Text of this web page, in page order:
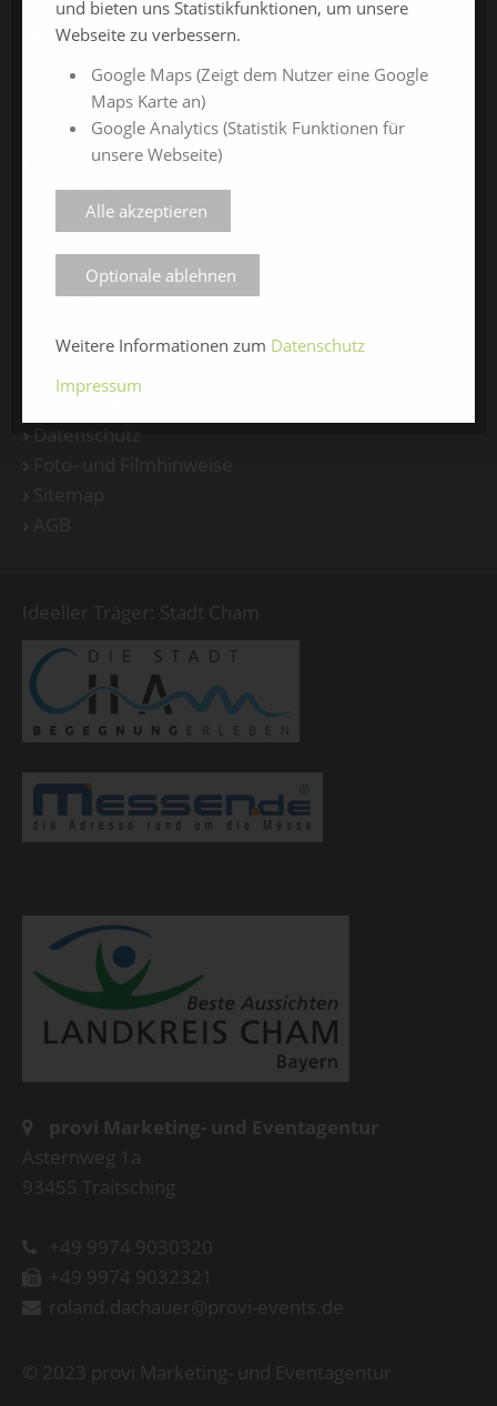
ÜBER UNS
Veranstalter
Messe-News
Medienspiegel
Facebook
Instagram
Kontaktformular
Impressum
Datenschutz
Ideeller Träger: Stadt Cham
provi Marketing- und Eventagentur
Asternweg 1a
93455 Traitsching
+49 9974 9030320
+49 9974 9032321
roland.dachauer@provi-events.de
© 2023 provi Marketing- und Eventagentur
und bieten uns Statistikfunktionen, um unsere
Webseite zu verbessern.
Google Maps (Zeigt dem Nutzer eine Google
Maps Karte an)
Google Analytics (Statistik Funktionen für
unsere Webseite)
Alle akzeptieren
Optionale ablehnen
Weitere Informationen zum Datenschutz
Impressum